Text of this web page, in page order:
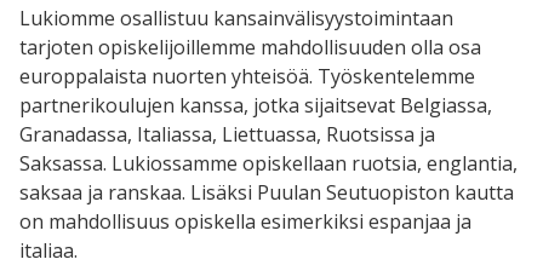
Lukiomme osallistuu kansainvälisyystoimintaan
tarjoten opiskelijoillemme mahdollisuuden olla osa
europpalaista nuorten yhteisöä. Työskentelemme
partnerikoulujen kanssa, jotka sijaitsevat Belgiassa,
Granadassa, Italiassa, Liettuassa, Ruotsissa ja
Saksassa. Lukiossamme opiskellaan ruotsia, englantia,
saksaa ja ranskaa. Lisäksi Puulan Seutuopiston kautta
on mahdollisuus opiskella esimerkiksi espanjaa ja
italiaa.